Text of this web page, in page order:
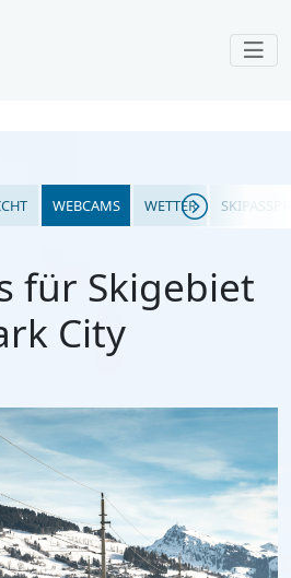
WEBCAMS WETTER
für Skigebiet
City